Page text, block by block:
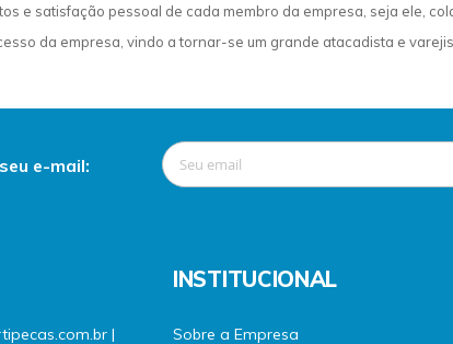
e satisfação pessoal de cada membro da empresa, seja ele,
da empresa, vindo a tornar-se um grande atacadista e
e-mail:
|
INSTITUCIONAL
Sobre a Empresa